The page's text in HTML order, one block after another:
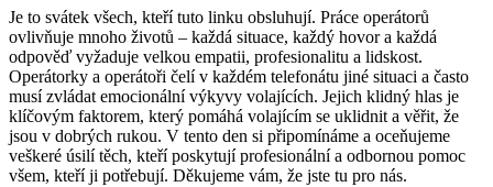
Je to svátek všech, kteří tuto linku obsluhují. Práce operátorů
ovlivňuje mnoho životů – každá situace, každý hovor a každá
odpověď vyžaduje velkou empatii, profesionalitu a lidskost.
Operátorky a operátoři čelí v každém telefonátu jiné situaci a často
musí zvládat emocionální výkyvy volajících. Jejich klidný hlas je
klíčovým faktorem, který pomáhá volajícím se uklidnit a věřit, že
jsou v dobrých rukou. V tento den si připomínáme a oceňujeme
veškeré úsilí těch, kteří poskytují profesionální a odbornou pomoc
všem, kteří ji potřebují. Děkujeme vám, že jste tu pro nás.